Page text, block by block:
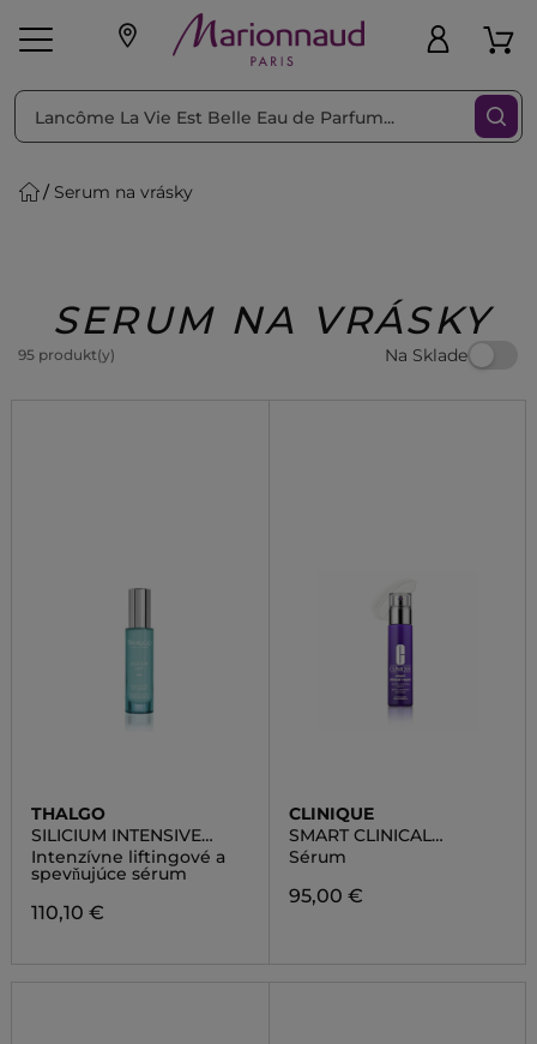
pleť Líčenie
Beauty
Serum na vrásky
SERUM NA VRÁSKY
95 produkt(y) Na Sklade
Triediť podľa Filtrovať
THALGO
SILICIUM INTENSIVE
LIFTING AND FIRMING
SERUM
Intenzívne liftingové a
spevňujúce sérum
110,10 €
CLINIQUE
SMART CLINICAL
REPAIR(TM) WRINKLE
CORRECTING SERUM
Sérum
95,00 €